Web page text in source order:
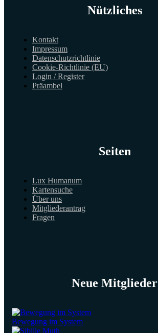
Nützliches
Kontakt
Impressum
Datenschutzrichtlinie
Cookie-Richtlinie (EU)
Login / Register
Präambel
Seiten
Lux Humanum
Kartensuche
Über uns
Mitgliederantrag
Fragen
Neue Mitglieder
Bewegung im System